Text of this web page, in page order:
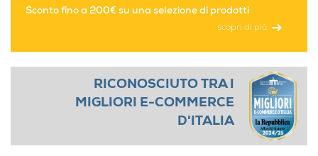
Sconto fino a 200€ su una selezione di prodotti
scopri di più
RICONOSCIUTO TRA I
MIGLIORI E-COMMERCE
D'ITALIA